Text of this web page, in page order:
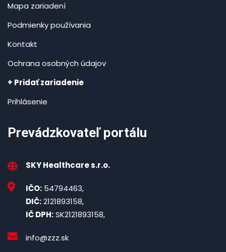
Mapa zariadení
Podmienky používania
Kontakt
Ochrana osobných údajov
+ Pridať zariadenie
Prihlásenie
Prevádzkovateľ portálu
SKY Healthcare s.r.o.
IČO: 54794463,
DIČ:2121893158,
IČ DPH:SK2121893158,
info@zzz.sk